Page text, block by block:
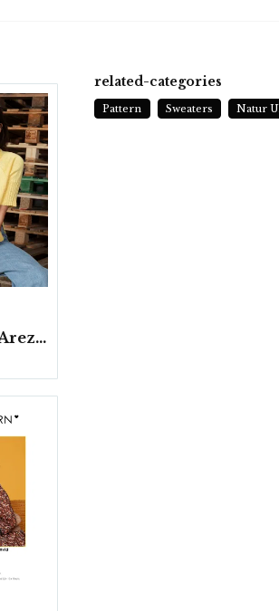
2579- New Arezzo
related-categories
Pattern Sweaters Natur